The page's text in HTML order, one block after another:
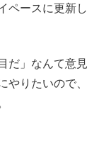
ペースに更新し
だ」なんて意見
やりたいので、